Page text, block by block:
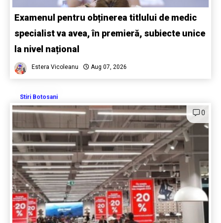
Examenul pentru obținerea titlului de medic
specialist va avea, în premieră, subiecte unice
la nivel național
Estera Vicoleanu Aug 07, 2026
Stiri Botosani
0